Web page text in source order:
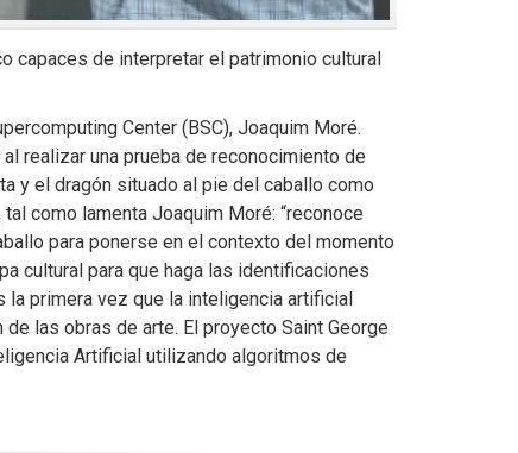
capaces de interpretar el patrimonio cultural
Center (BSC), Joaquim Moré.
realizar una prueba de reconocimiento de
y el dragón situado al pie del caballo como
como lamenta Joaquim Moré: “reconoce
para ponerse en el contexto del momento
cultural para que haga las identificaciones
la primera vez que la inteligencia artificial
las obras de arte. El proyecto Saint George
Artificial utilizando algoritmos de